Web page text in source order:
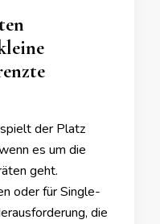
der Platz
es um die
geht.
oder für Single-
die